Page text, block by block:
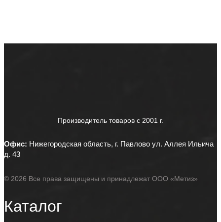
Производитель товаров c 2001 г.
Офис: Нижегородская область, г. Павлово ул. Аллея Ильича
д. 43
© 2026 Все права защищены и принадлежат ООО «Метиз»
Каталог